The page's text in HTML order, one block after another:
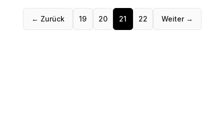
← Zurück 19 20 21 22 Weiter →